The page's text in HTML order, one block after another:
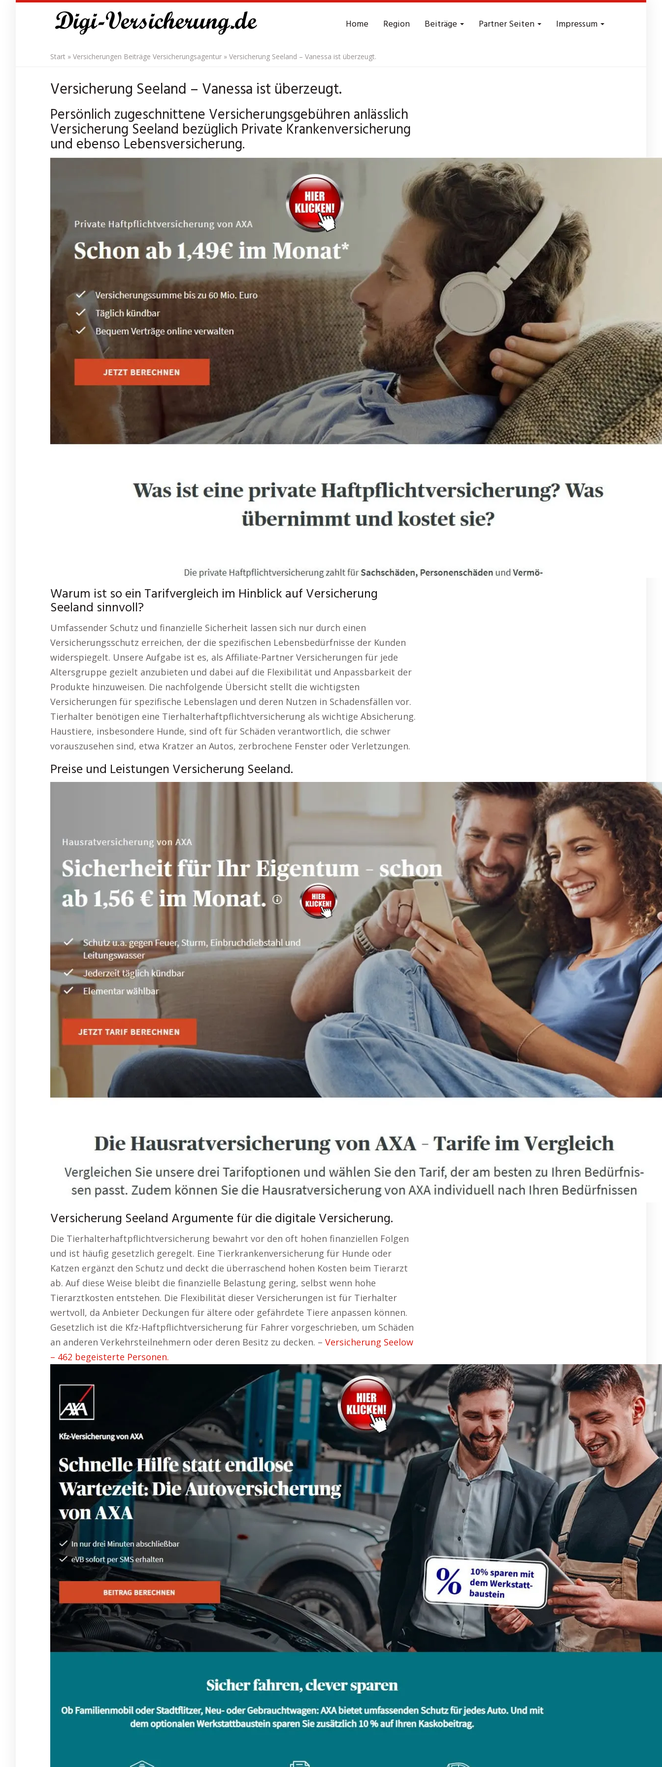
Home Region Beiträge Partner Seiten Impressum
Start » Versicherungen Beiträge Versicherungsagentur » Versicherung Seeland – Vanessa ist überzeugt.
Versicherung Seeland – Vanessa ist überzeugt.
Persönlich zugeschnittene Versicherungsgebühren anlässlich
Versicherung Seeland bezüglich Private Krankenversicherung
und ebenso Lebensversicherung.
Warum ist so ein Tarifvergleich im Hinblick auf Versicherung
Seeland sinnvoll?
Umfassender Schutz und finanzielle Sicherheit lassen sich nur durch einen
Versicherungsschutz erreichen, der die spezifischen Lebensbedürfnisse der Kunden
widerspiegelt. Unsere Aufgabe ist es, als Affiliate-Partner Versicherungen für jede
Altersgruppe gezielt anzubieten und dabei auf die Flexibilität und Anpassbarkeit der
Produkte hinzuweisen. Die nachfolgende Übersicht stellt die wichtigsten
Versicherungen für spezifische Lebenslagen und deren Nutzen in Schadensfällen vor.
Tierhalter benötigen eine Tierhalterhaftpflichtversicherung als wichtige Absicherung.
Haustiere, insbesondere Hunde, sind oft für Schäden verantwortlich, die schwer
vorauszusehen sind, etwa Kratzer an Autos, zerbrochene Fenster oder Verletzungen.
Preise und Leistungen Versicherung Seeland.
Versicherung Seeland Argumente für die digitale Versicherung.
Die Tierhalterhaftpflichtversicherung bewahrt vor den oft hohen finanziellen Folgen
und ist häufig gesetzlich geregelt. Eine Tierkrankenversicherung für Hunde oder
Katzen ergänzt den Schutz und deckt die überraschend hohen Kosten beim Tierarzt
ab. Auf diese Weise bleibt die finanzielle Belastung gering, selbst wenn hohe
Tierarztkosten entstehen. Die Flexibilität dieser Versicherungen ist für Tierhalter
wertvoll, da Anbieter Deckungen für ältere oder gefährdete Tiere anpassen können.
Gesetzlich ist die Kfz-Haftpflichtversicherung für Fahrer vorgeschrieben, um Schäden
an anderen Verkehrsteilnehmern oder deren Besitz zu decken. – Versicherung Seelow
– 462 begeisterte Personen.